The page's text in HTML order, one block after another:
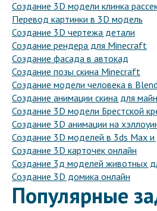
Создание 3D модели клинка
Перевод картинки в 3D модель
Создание 3D чертежа детали
Создание рендера для Minecraft
Создание фасада в автокад
Создание позы скина Minecraft
Создание модели человека в
Создание анимации скина для
Создание 3D модели Брестской
Создание 3D анимации на
Создание 3D моделей в 3ds Max
Создание 3D карточек онлайн
Создание 3д моделей животных
Создание 3D домика онлайн
Популярные